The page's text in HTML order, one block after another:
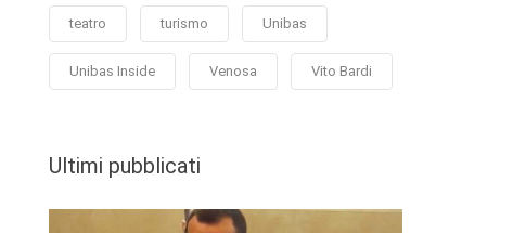
teatro turismo Unibas
Unibas Inside Venosa Vito Bardi
Ultimi pubblicati